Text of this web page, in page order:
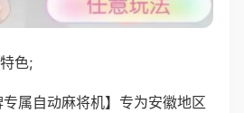
色;
专属自动麻将机】专为安徽地区